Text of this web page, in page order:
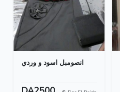
انصومبل اسود و وردي